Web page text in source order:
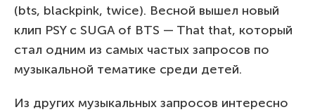
(bts, blackpink, twice). Весной вышел новый
клип PSY с SUGA of BTS — That that, который
стал одним из самых частых запросов по
музыкальной тематике среди детей.
Из других музыкальных запросов интересно